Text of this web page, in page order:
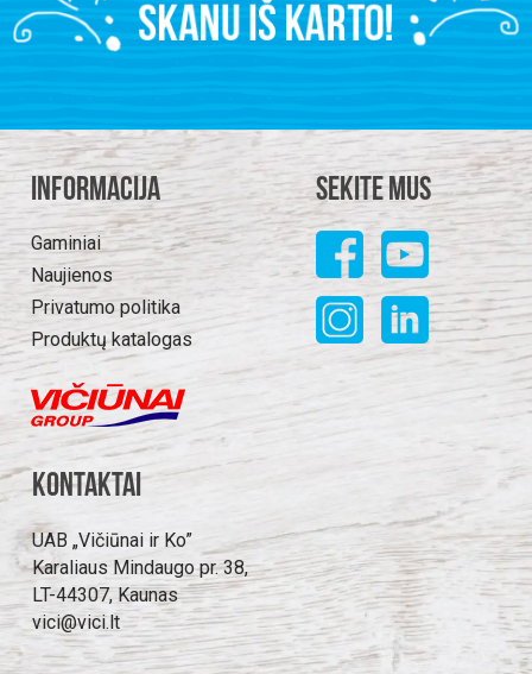
Informacija
Gaminiai
Naujienos
Privatumo politika
Produktų katalogas
Sekite mus
Kontaktai
UAB „Vičiūnai ir Ko”
Karaliaus Mindaugo pr. 38,
LT-44307, Kaunas
vici@vici.lt